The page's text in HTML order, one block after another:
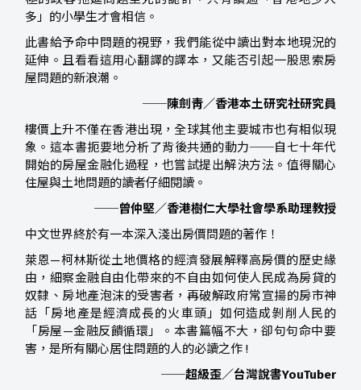
多」的小學生才會相信。
此書給予命中問題的視野，我們能從中讀出對本地現況的
延伸。且看看這用心翻譯的譯本，又能否引起一股思索房
屋問題的新浪潮。
──陳劍靑／香港本土研究社研究員
樓價上升不僅在香港出現，全球其他主要城市也有相似現
象。這本書扼要地分析了背後共通的動力──自七十年代
開始的房屋金融化過程，也嘗試提出解決方法。值得關心
住屋與土地問題的讀者仔細閱讀。
──曾仲堅／香港樹仁大學社會學系助理教授
中文世界終於有一本深入淺出房價問題的著作！
萊恩—柯林斯從土地價格的經濟發展解釋高房價的歷史緣
由，細察金融自由化帶來的不自由如何使人民成為房貸的
奴隸、房地產泡沫的受害者，再破解政府常宣揚的房市神
話「房地產是經濟成長的火車頭」如何造成剝削人民的
「房屋—金融反饋循環」。本書篇幅不大，卻句句命中要
害，是所有關心居住問題的人的必讀之作 !
──超級歪／台灣說書YouTuber